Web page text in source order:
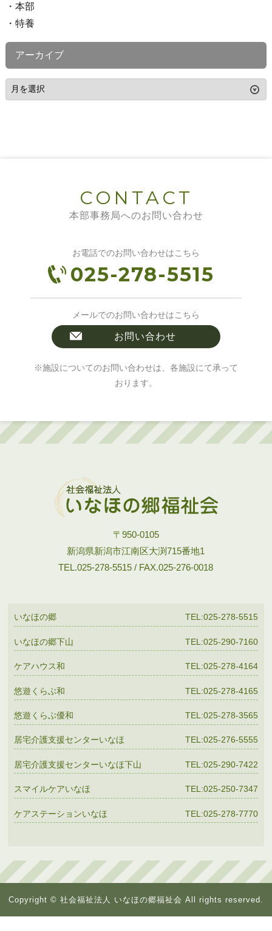
本部
特養
アーカイブ
CONTACT
本部事務局へのお問い合わせ
お電話でのお問い合わせはこちら
025-278-5515
メールでのお問い合わせはこちら
お問い合わせ
※施設についてのお問い合わせは、各施設にて承って
おります。
〒950-0105
新潟県新潟市江南区大渕715番地1
TEL.025-278-5515 / FAX.025-276-0018
いなほの郷 TEL:025-278-5515
いなほの郷下山 TEL:025-290-7160
ケアハウス和 TEL:025-278-4164
悠遊くらぶ和 TEL:025-278-4165
悠遊くらぶ優和 TEL:025-278-3565
居宅介護支援センターいなほ TEL:025-276-5555
居宅介護支援センターいなほ下山 TEL:025-290-7422
スマイルケアいなほ TEL:025-250-7347
ケアステーションいなほ TEL:025-278-7770
Copyright © 社会福祉法人 いなほの郷福祉会 All rights reserved.